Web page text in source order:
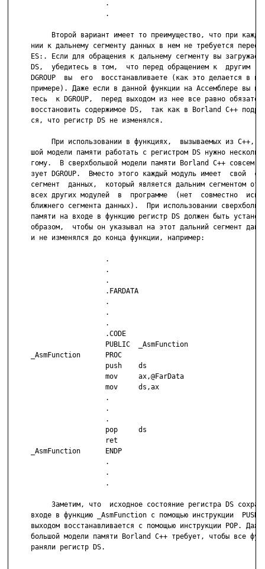
                       .
                       .
Второй вариант имеет то преимущество, что при
нии к дальнему сегменту данных в нем не требуется
ES:. Если для обращения к дальнему сегменту вы
DS,  убедитесь в том,  что перед обращением к  другим
DGROUP  вы  его  восстанавливаете (как это делается в
примере). Даже если в данной функции на Ассемблере вы не
тесь  к DGROUP,  перед выходом из нее все равно
восстановить содержимое DS,  так как в Borland C++
     ся, что регистр DS не изменялся.
При использовании в функциях,  вызываемых из С++,
шой модели памяти работать с регистром DS нужно
гому.  В сверхбольшой модели памяти Borland C++ совсем
зует DGROUP.  Вместо этого каждый модуль имеет  свой
сегмент  данных,  который является дальним сегментом
всех других модулей  в  программе  (нет  совместно
ближнего сегмента данных).  При использовании
памяти на входе в функцию регистр DS должен быть
образом,  чтобы он указывал на этот дальний сегмент
     и не изменялся до конца функции, например:
                       .
                       .
                       .
                       .FARDATA
                       .
                       .
                       .
                       .CODE
                       PUBLIC  _AsmFunction
     _AsmFunction      PROC
                       push    ds
                       mov     ax,@FarData
                       mov     ds,ax
                       .
                       .
                       .
                       pop     ds
                       ret
     _AsmFunction      ENDP
                       .
                       .
                       .
Заметим, что  исходное состояние регистра DS
входе в функцию _AsmFunction с помощью инструкции  PUSH
выходом восстанавливается с помощью инструкции POP. Даже
большой модели памяти Borland C++ требует, чтобы все
     раняли регистр DS.